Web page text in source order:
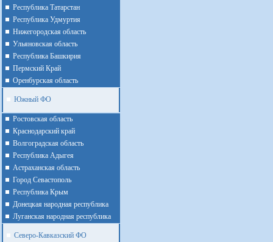
Республика Татарстан
Республика Удмуртия
Нижегородская область
Ульяновская область
Республика Башкирия
Пермский Край
Оренбурская область
Южный ФО
Ростовская область
Краснодарский край
Волгоградская область
Республика Адыгея
Астраханская область
Город Севастополь
Республика Крым
Донецкая народная республика
Луганская народная республика
Северо-Кавказский ФО